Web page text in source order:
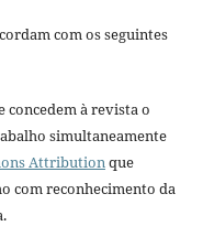
com os seguintes
concedem à revista o
simultaneamente
Attributionque
com reconhecimento da